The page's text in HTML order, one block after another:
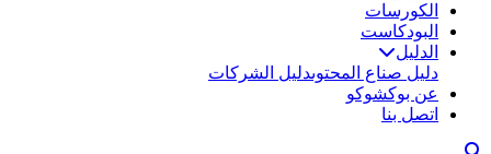
الكورسات
البودكاست
الدليل
دليل صناع المحتوىدليل الشركات
عن بوكشوكو
اتصل بنا